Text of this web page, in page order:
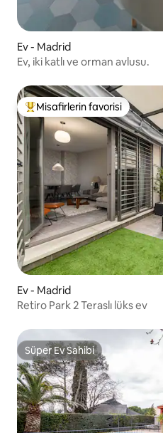
Ev - Madrid
Ev, iki katlı ve orman avlusu.
Misafirlerin favorilerinden en
Misafirlerin favorisi
Ev - Madrid
Retiro Park 2 Teraslı lüks ev
Süper Ev Sahibi
Süper Ev Sahibi